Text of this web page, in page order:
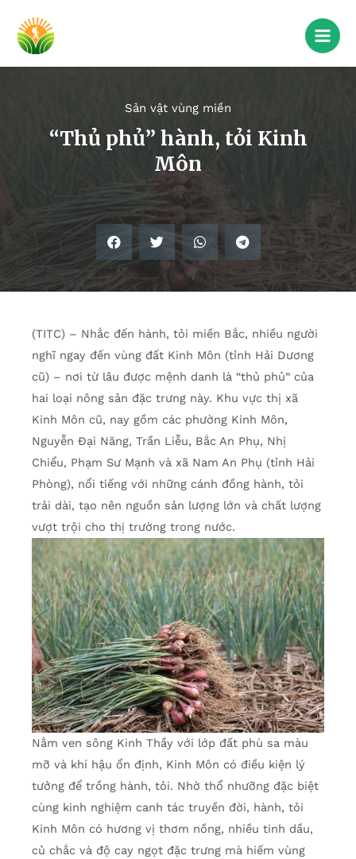
Sản vật vùng miền
“Thủ phủ” hành, tỏi Kinh
Môn
(TITC) – Nhắc đến hành, tỏi miền Bắc, nhiều người
nghĩ ngay đến vùng đất Kinh Môn (tỉnh Hải Dương
cũ) – nơi từ lâu được mệnh danh là “thủ phủ” của
hai loại nông sản đặc trưng này. Khu vực thị xã
Kinh Môn cũ, nay gồm các phường Kinh Môn,
Nguyễn Đại Năng, Trần Liễu, Bắc An Phụ, Nhị
Chiểu, Phạm Sư Mạnh và xã Nam An Phụ (tỉnh Hải
Phòng), nổi tiếng với những cánh đồng hành, tỏi
trải dài, tạo nên nguồn sản lượng lớn và chất lượng
vượt trội cho thị trường trong nước.
Nằm ven sông Kinh Thầy với lớp đất phù sa màu
mỡ và khí hậu ổn định, Kinh Môn có điều kiện lý
tưởng để trồng hành, tỏi. Nhờ thổ nhưỡng đặc biệt
cùng kinh nghiệm canh tác truyền đời, hành, tỏi
Kinh Môn có hương vị thơm nồng, nhiều tinh dầu,
củ chắc và độ cay ngọt đặc trưng mà hiếm vùng